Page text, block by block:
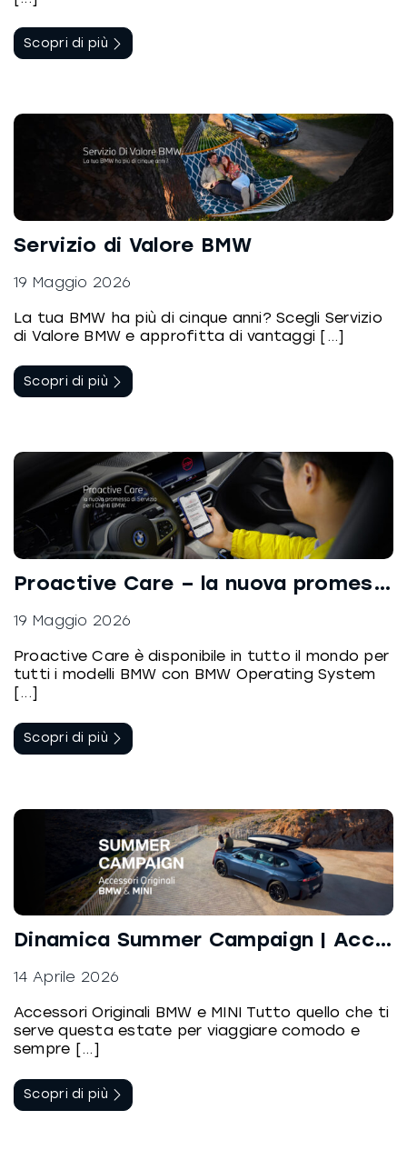
Scopri di più
Servizio di Valore BMW
19 Maggio 2026
La tua BMW ha più di cinque anni? Scegli Servizio
di Valore BMW e approfitta di vantaggi [...]
Scopri di più
Proactive Care – la nuova promessa di Servizio per i Clienti BMW
19 Maggio 2026
Proactive Care è disponibile in tutto il mondo per
tutti i modelli BMW con BMW Operating System
[...]
Scopri di più
Dinamica Summer Campaign | Accessori Originali BMW e MINI
14 Aprile 2026
Accessori Originali BMW e MINI Tutto quello che ti
serve questa estate per viaggiare comodo e
sempre [...]
Scopri di più